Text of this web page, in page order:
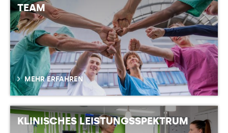
TEAM
MEHR ERFAHREN
KLINISCHES LEISTUNGSSPEKTRUM